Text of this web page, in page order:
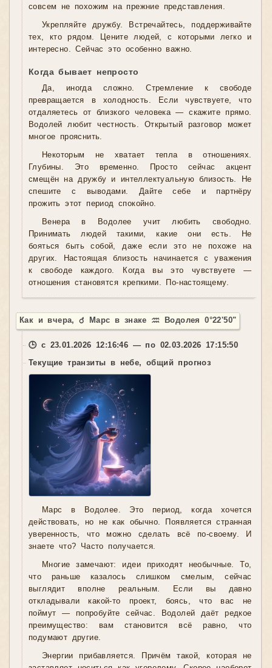
совсем не похожим на прежние представления.
Укрепляйте дружбу. Встречайтесь, поддерживайте
тех, кто рядом. Цените людей, с которыми легко и
интересно. Сейчас это особенно важно.
Когда бывает непросто
Да, иногда сложно. Стремление к свободе
превращается в холодность. Если чувствуете, что
отдаляетесь от близкого человека — скажите прямо.
Водолей любит честность. Открытый разговор может
многое прояснить.
Некоторым не хватает тепла в отношениях.
Глубины. Это временно. Просто сейчас акцент
смещён на дружбу и интеллектуальную близость. Не
спешите с выводами. Дайте себе и партнёру
прожить этот период спокойно.
Венера в Водолее учит любить свободно.
Принимать людей такими, какие они есть. Не
бояться быть собой, даже если это не похоже на
других. Настоящая близость начинается с уважения
к свободе каждого. Когда вы это чувствуете —
отношения становятся крепкими. По-настоящему.
Как и вчера, ♂ Марс в знаке ♒ Водолея 0°22'50"
🕒 с 23.01.2026 12:16:46 — по 02.03.2026 17:15:50
Текущие транзиты в небе, общий прогноз
Марс в Водолее. Это период, когда хочется
действовать, но не как обычно. Появляется странная
уверенность, что можно сделать всё по-своему. И
знаете что? Часто получается.
Многие замечают: идеи приходят необычные. То,
что раньше казалось слишком смелым, сейчас
выглядит вполне реальным. Если вы давно
откладывали какой-то проект, боясь, что вас не
поймут — попробуйте сейчас. Водолей даёт редкое
преимущество: вам становится всё равно, что
подумают другие.
Энергии прибавляется. Причём такой, которая не